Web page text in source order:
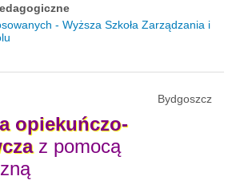
- Wyższa Szkoła Zarządzania i
Bydgoszcz
opiekuńczo-
z pomocą